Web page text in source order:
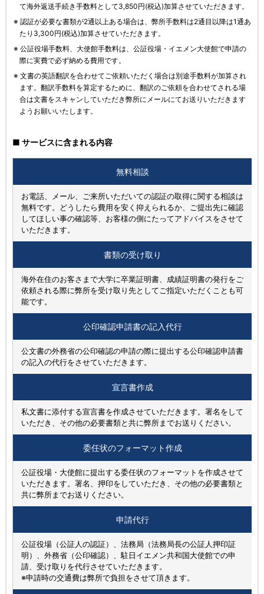
て海外返送手続き手数料として3,850円(税込)加算させていただきます。
※ 認証が必要な書類が2通以上ある場合は、弊所手数料は2通目以降は1通あ
たり3,300円(税込)加算させていただきます。
※ 公証役場手数料、大使館手数料は、公証役場・イエメン大使館で申請の
際に実費で必ず納める費用です。
※ 文書の英語翻訳を合わせてご依頼いただく場合は別途手数料が加算され
ます。翻訳手数料を算定するために、翻訳のご依頼を合わせてされる場
合は文書をスキャンしていただき弊所にメールにてお送りいただきます
ようお願いいたします。
■ サービスに含まれる内容
無料相談
お電話、メール、ご来所いただいての認証の取得に関する相談は
無料です。どうしたら費用を安く抑えられるか、ご提出先に確認
してほしい事の確認等、お客様の側にたってアドバイスをさせて
いただきます。
書類の受け取り
海外在住のお客さまで大学に卒業証明書、成績証明書の発行をご
依頼される際に弊所を受け取り先としてご指定いただくことも可
能です。
公印確認申請書の記入代行
公文書の外務省の公印確認の申請の際に提出する公印確認申請書
の記入の代行をさせていただきます。
宣言書作成
私文書に添付する宣言書を作成させていただきます。署名をして
いただき、その他の必要書類と共に弊所までお送りください。
委任状のフォーマット作成
公証役場・大使館に提出する委任状のフォーマットを作成させて
いただきます。署名、押印をしていただき、その他の必要書類と
共に弊所までお送りください。
申請代行
公証役場（公証人の認証）、法務局（法務局長の公証人押印証
明）、外務省（公印確認）、駐日イエメン共和国大使館での申
請、受け取りを代行させていただきます。
※申請時の交通費は弊所で負担をさせて頂きます。